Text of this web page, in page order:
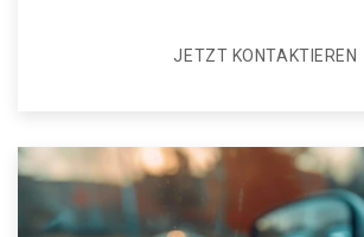
JETZT KONTAKTIEREN